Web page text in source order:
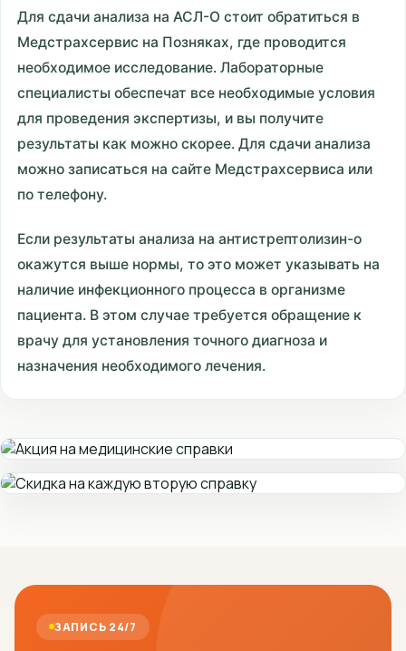
Для сдачи анализа на АСЛ-О стоит обратиться в
Медстрахсервис на Позняках, где проводится
необходимое исследование. Лабораторные
специалисты обеспечат все необходимые условия
для проведения экспертизы, и вы получите
результаты как можно скорее. Для сдачи анализа
можно записаться на сайте Медстрахсервиса или
по телефону.
Если результаты анализа на антистрептолизин-о
окажутся выше нормы, то это может указывать на
наличие инфекционного процесса в организме
пациента. В этом случае требуется обращение к
врачу для установления точного диагноза и
назначения необходимого лечения.
ЗАПИСЬ 24/7